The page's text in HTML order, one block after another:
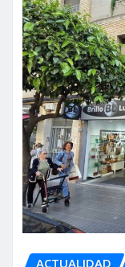
ACTUALIDAD